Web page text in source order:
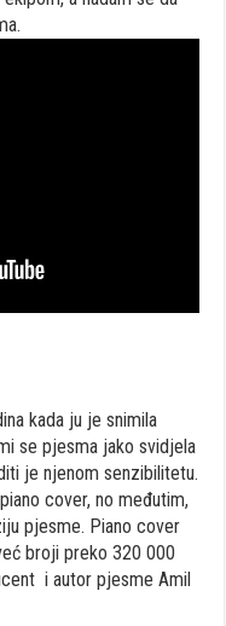
kada ju je snimila
se pjesma jako svidjela
je njenom senzibilitetu.
cover, no međutim,
pjesme. Piano cover
broji preko 320 000
i autor pjesme Amil